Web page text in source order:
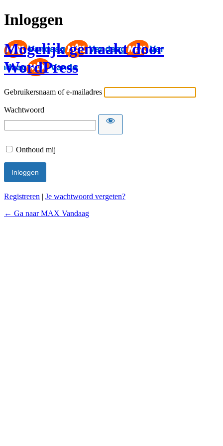
Inloggen
Mogelijk gemaakt door
WordPress
Gebruikersnaam of e-mailadres
Wachtwoord
Onthoud mij
Registreren | Je wachtwoord vergeten?
← Ga naar MAX Vandaag